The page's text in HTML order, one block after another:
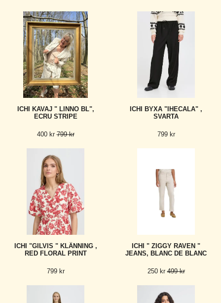
ICHI KAVAJ " LINNO BL",
ECRU STRIPE
400 kr799 kr
ICHI BYXA "IHECALA" ,
SVARTA
799 kr
ICHI "GILVIS " KLÄNNING ,
RED FLORAL PRINT
799 kr
ICHI " ZIGGY RAVEN "
JEANS, BLANC DE BLANC
250 kr499 kr